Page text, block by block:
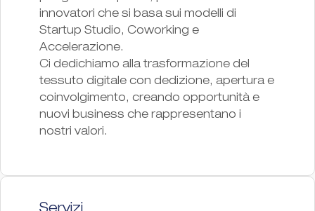
innovatori che si basa sui modelli di
Startup Studio, Coworking e
Accelerazione.
Ci dedichiamo alla trasformazione del
tessuto digitale con dedizione, apertura e
coinvolgimento, creando opportunità e
nuovi business che rappresentano i
nostri valori.